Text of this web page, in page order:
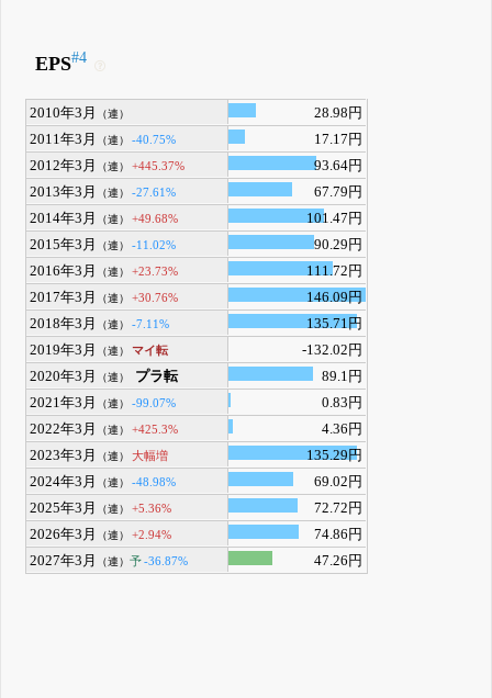
EPS#4
2010年3月 （連）
28.98円
2011年3月
（連） -40.75%
17.17円
2012年3月
（連） +445.37%
93.64円
2013年3月
（連） -27.61%
67.79円
2014年3月
（連） +49.68%
101.47円
2015年3月
（連） -11.02%
90.29円
2016年3月
（連） +23.73%
111.72円
2017年3月
（連） +30.76%
146.09円
2018年3月
（連） -7.11%
135.71円
2019年3月
（連） マイ転
-132.02円
2020年3月
（連） プラ転
89.1円
2021年3月
（連） -99.07%
0.83円
2022年3月
（連） +425.3%
4.36円
2023年3月
（連） 大幅増
135.29円
2024年3月
（連） -48.98%
69.02円
2025年3月
（連） +5.36%
72.72円
2026年3月
（連） +2.94%
74.86円
2027年3月
（連）予-36.87% 47.26円